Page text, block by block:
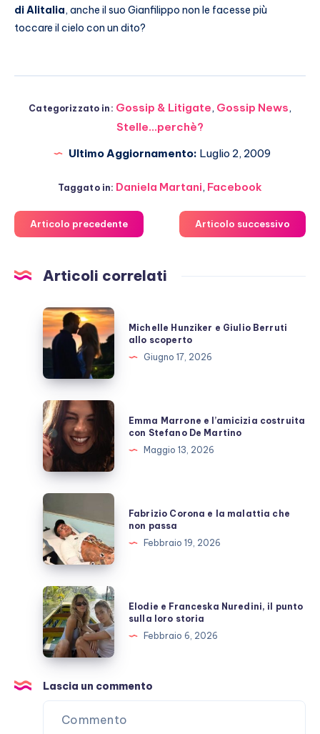
di Alitalia, anche il suo Gianfilippo non le facesse più
toccare il cielo con un dito?
Categorizzato in: Gossip & Litigate, Gossip News,
Stelle...perchè?
Ultimo Aggiornamento: Luglio 2, 2009
Taggato in: Daniela Martani, Facebook
Articolo precedente Articolo successivo
Articoli correlati
Michelle
Hunziker
e
Berruti
allo
scoperto
Michelle Hunziker e Giulio Berruti
allo scoperto
Giugno 17, 2026
Emma
Marrone
e
l’amicizia
costruita
con
Stefano
De
Martino
Emma Marrone e l’amicizia costruita
con Stefano De Martino
Maggio 13, 2026
Fabrizio
Corona
e
la
malattia
che
non
passa
Fabrizio Corona e la malattia che
non passa
Febbraio 19, 2026
Elodie
e
Franceska
Nuredini,
punto
sulla
Elodie e Franceska Nuredini, il punto
sulla loro storia
Febbraio 6, 2026
Lascia un commento